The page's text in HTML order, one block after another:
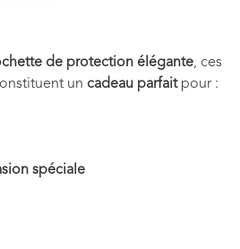
de protection élégante, ces
un cadeau parfaitpour :
spéciale